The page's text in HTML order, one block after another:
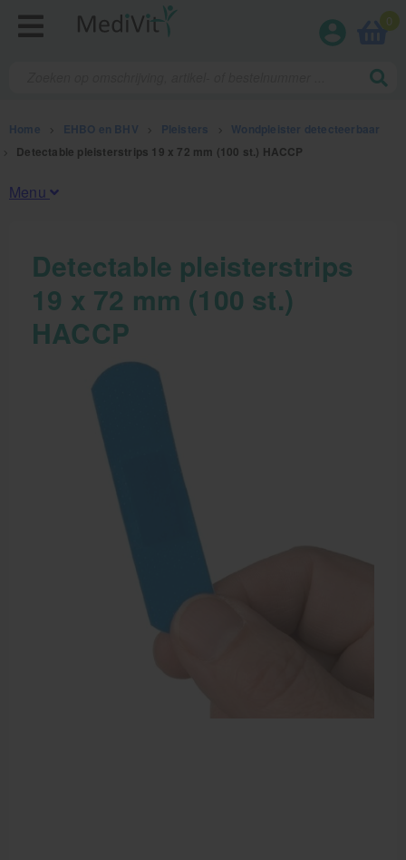
0
Home EHBO en BHV Pleisters Wondpleister detecteerbaar
Detectable pleisterstrips 19 x 72 mm (100 st.) HACCP
Menu
Fysiotherapieproducten
Verbruiksmaterialen
Massage
Massagetafels
Sportbraces
EHBO en BHV
Verbandtrommels
Brandwonden verzorging
Desinfectie middelen
Handschoenen en bescherming
Detectable pleisterstrips
19 x 72 mm (100 st.)
HACCP